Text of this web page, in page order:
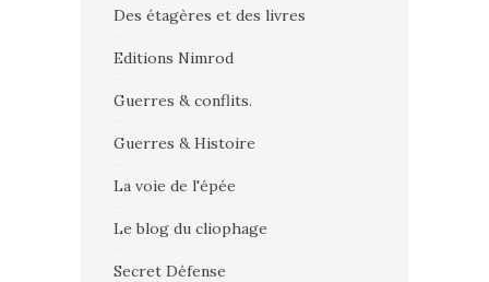
Des étagères et des livres
Editions Nimrod
Guerres & conflits.
Guerres & Histoire
La voie de l'épée
Le blog du cliophage
Secret Défense